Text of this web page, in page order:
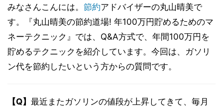
みなさんこんには。 節約アドバイザーの丸山晴美で
す。『丸山晴美の節約道場! 年100万円貯めるためのマ
ネーテクニック』では、Q&A方式で、年間100万円を
貯めるテクニックを紹介しています。今回は、ガソリ
ン代を節約したいという方からの質問です。
【Q】 最近またガソリンの値段が上昇してきて、毎月